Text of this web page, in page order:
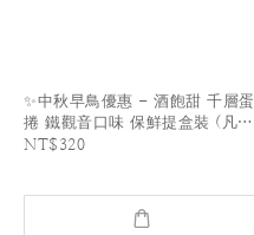
✨中秋早鳥優惠 - 酒飽甜 千層蛋
捲 鐵觀音口味 保鮮提盒裝 (凡購
買2盒即附紙袋一個)
NT$320